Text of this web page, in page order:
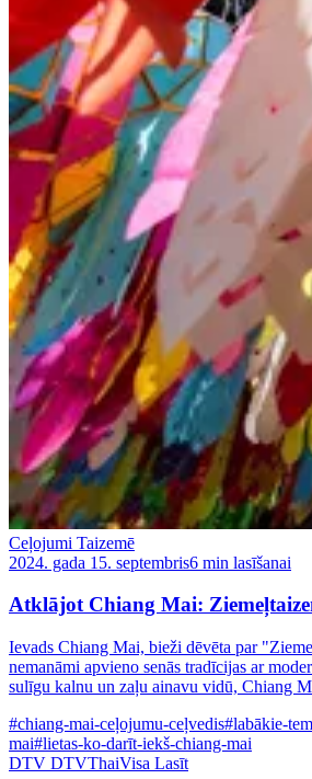
Ceļojumi Taizemē
2024. gada 15. septembris6 min lasīšanai
Atklājot Chiang Mai:
Ievads Chiang Mai, bieži dēvēta par
nemanāmi apvieno senās tradīcijas ar
sulīgu kalnu un zaļu ainavu vidū, Chiang
#chiang-mai-ceļojumu-ceļvedis#labākie-
mai#lietas-ko-darīt-iekš-chiang-mai
DTV DTVThaiVisa Lasīt